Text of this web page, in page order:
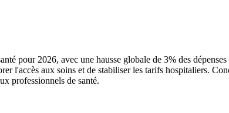
pour 2026, avec une hausse globale de 3% des
l'accès aux soins et de stabiliser les tarifs hospitaliers.
professionnels de santé.